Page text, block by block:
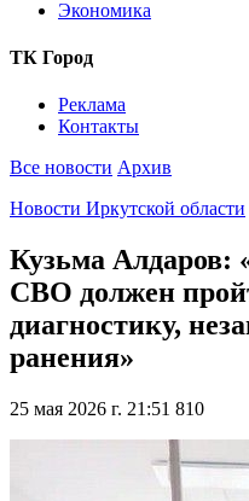
Экономика
ТК Город
Реклама
Контакты
Все новости Архив
Новости Иркутской области
Кузьма Алдаров:
СВО должен
диагностику,
ранения»
25 мая 2026 г. 21:51 810